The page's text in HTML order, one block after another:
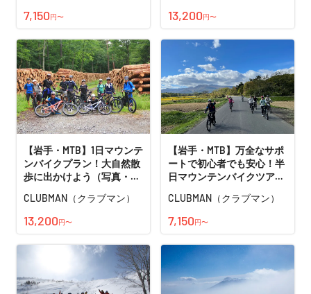
7,150円〜 13,200円〜
【岩手・MTB】1日マウンテ
ンバイクプラン！大自然散
歩に出かけよう（写真・動
CLUBMAN（クラブマン）
13,200円〜
【岩手・MTB】万全なサポ
ートで初心者でも安心！半
日マウンテンバイクツアー
（写真・動画付き）
CLUBMAN（クラブマン）
7,150円〜